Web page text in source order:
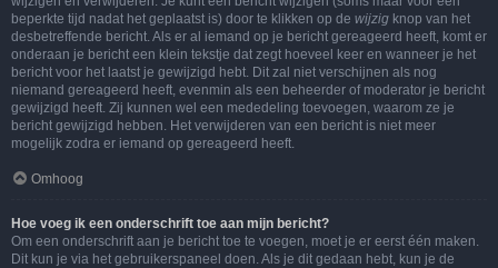
beperkte tijd nadat het geplaatst is) door te klikken op de wijzig knop van het
desbetreffende bericht. Als er al iemand op je bericht gereageerd heeft, komt er
onderaan je bericht een klein tekstje dat zegt hoeveel keer en wanneer je het
bericht voor het laatst je gewijzigd hebt. Dit zal niet verschijnen als nog
niemand gereageerd heeft, evenmin als een beheerder of moderator je bericht
gewijzigd heeft. Zij kunnen wel een mededeling toevoegen, waarom ze je
bericht gewijzigd hebben. Het verwijderen van een bericht is niet meer
mogelijk zodra er iemand op gereageerd heeft.
Omhoog
Hoe voeg ik een onderschrift toe aan mijn bericht?
Om een onderschrift aan je bericht toe te voegen, moet je er eerst één maken.
Dit kun je via het gebruikerspaneel doen. Als je dit gedaan hebt, kun je de